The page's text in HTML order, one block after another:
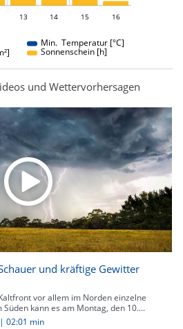
10
13 14 15 16
Min. Temperatur [°C]
Sonnenschein [h]
und Wettervorhersagen
und kräftige Gewitter
vor allem im Norden einzelne
kann es am Montag, den 10....
02:01 min